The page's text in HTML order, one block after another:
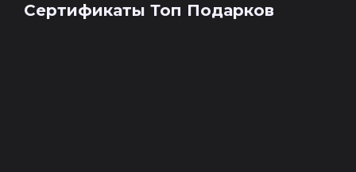
Сертификаты Топ Подарков